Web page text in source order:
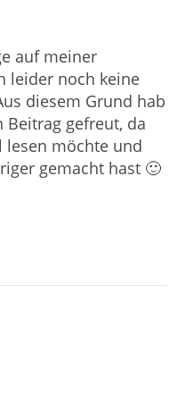
auf meiner
leider noch keine
diesem Grund hab
gefreut, da
lesen möchte und
gemacht hast 🙂